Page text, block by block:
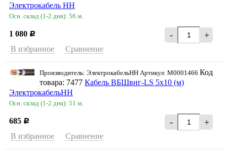
Электрокабель НН
Осн. склад (1-2 дня): 56 м.
1 080 Р - +
В избранное Сравнение
Производитель: ЭлектрокабельНН Артикул: M0001466 Код
товара: 7477 Кабель ВБШвнг-LS 5х10 (м)
ЭлектрокабельНН
Осн. склад (1-2 дня): 51 м.
685 Р - +
В избранное Сравнение